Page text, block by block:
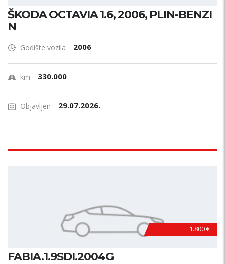
ŠKODA OCTAVIA 1.6, 2006, PLIN-BENZI
N
Godište vozila 2006
km 330.000
Objavljen 29.07.2026.
1.800 €
FABIA.1.9SDI.2004G